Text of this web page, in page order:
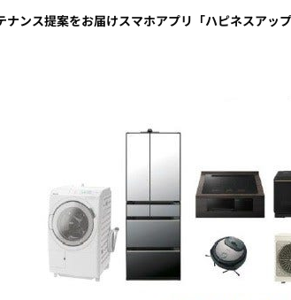
ンス提案をお届けスマホアプリ「ハピネスアッ